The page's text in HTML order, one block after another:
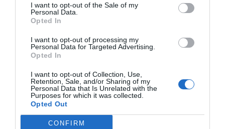
I want to opt-out of the Sale of my
Personal Data.
Opted In
I want to opt-out of processing my
Personal Data for Targeted Advertising.
Opted In
I want to opt-out of Collection, Use,
Retention, Sale, and/or Sharing of my
Personal Data that Is Unrelated with the
Purposes for which it was collected.
Opted Out
CONFIRM
Edgar Plans, arte para el mundo real y
virtual
El pintor español es uno de los creadores emergentes más
cotizados, con un pie en el mercado digital. “Soy un clásico en
mi trabajo”, dice.